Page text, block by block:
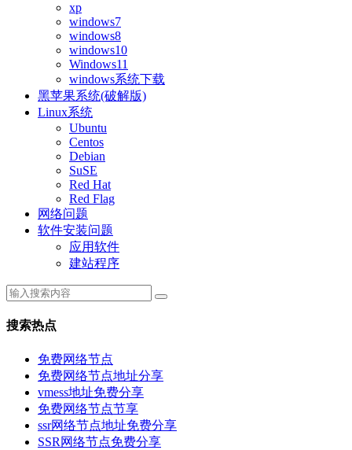
xp
windows7
windows8
windows10
Windows11
windows系统下载
黑苹果系统(破解版)
Linux系统
Ubuntu
Centos
Debian
SuSE
Red Hat
Red Flag
网络问题
软件安装问题
应用软件
建站程序
搜索热点
免费网络节点
免费网络节点地址分享
vmess地址免费分享
免费网络节点节享
ssr网络节点地址免费分享
SSR网络节点免费分享